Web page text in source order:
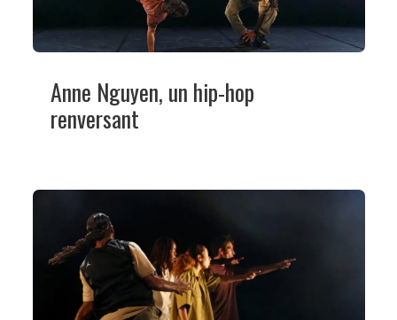
Anne Nguyen, un hip-hop
renversant